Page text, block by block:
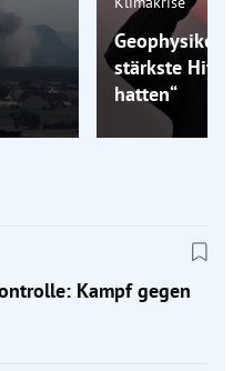
Geophysiker:
stärkste
hatten“
Kampf gegen